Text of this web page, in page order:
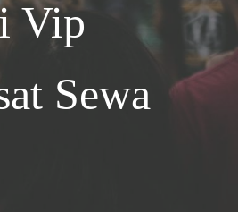
Vip
Sewa